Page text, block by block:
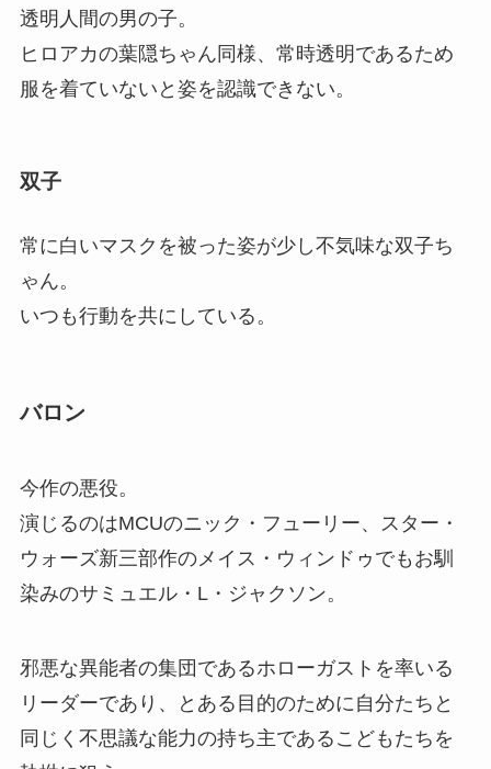
透明人間の男の子。
ヒロアカの葉隠ちゃん同様、常時透明であるため
服を着ていないと姿を認識できない。
双子
常に白いマスクを被った姿が少し不気味な双子ち
ゃん。
いつも行動を共にしている。
バロン
今作の悪役。
演じるのはMCUのニック・フューリー、スター・
ウォーズ新三部作のメイス・ウィンドゥでもお馴
染みのサミュエル・L・ジャクソン。
邪悪な異能者の集団であるホローガストを率いる
リーダーであり、とある目的のために自分たちと
同じく不思議な能力の持ち主であるこどもたちを